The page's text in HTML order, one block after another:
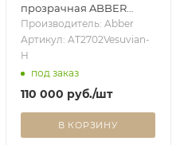
прозрачная ABBER
Kristall AT2702Vesuvian-H
оливковая
Производитель: Abber
Артикул: AT2702Vesuvian-
H
под заказ
110 000 руб./шт
В КОРЗИНУ